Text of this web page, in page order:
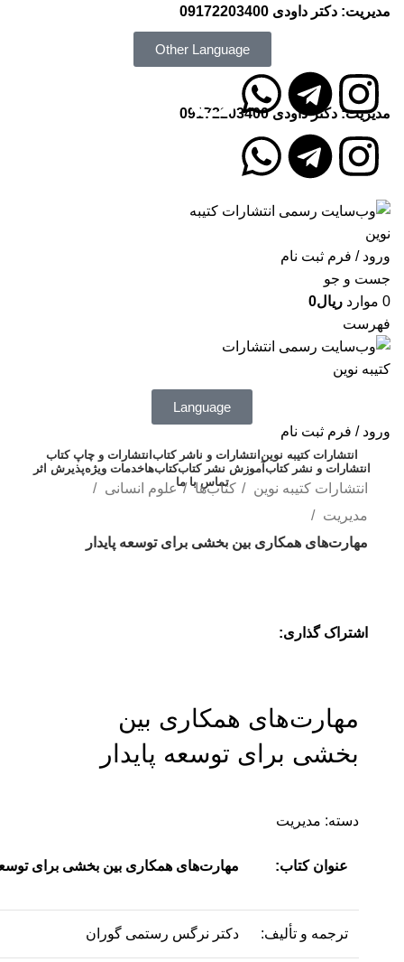
مدیریت: دکتر داودی 09172203400
Other Language
مدیریت: دکتر داودی09172203400
انتشارات کتیبه نوین
ورود / فرم ثبت نام
جست و جو
0 موارد ریال0
فهرست
Language
ورود / فرم ثبت نام
انتشارات کتیبه نوین انتشارات و ناشر کتاب انتشارات و چاپ کتاب
انتشارات و نشر کتاب آموزش نشر کتابکتاب‌هاخدمات ویژهپذیرش اثر
تماس با ما
انتشارات کتیبه نوین کتاب‌ها
علوم انسانی
مدیریت
مهارت‌های همکاری بین بخشی برای توسعه پایدار
اشتراک گذاری:
مهارت‌های همکاری بین
بخشی برای توسعه پایدار
دسته: مدیریت
عنوان کتاب: مهارت‌های همکاری بین بخشی برای توسعه
ترجمه و تألیف: دکتر نرگس رستمی گوران